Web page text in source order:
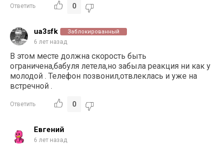
Ответить 0
ua3sfk Заблокированный
6 лет назад
В этом месте должна скорость быть
ограничена,бабуля летела,но забыла реакция ни как у
молодой . Телефон позвонил,отвлеклась и уже на
встречной .
Ответить 0
Евгений
6 лет назад